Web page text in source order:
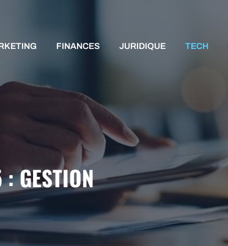
FINANCES JURIDIQUE TECH
GESTION